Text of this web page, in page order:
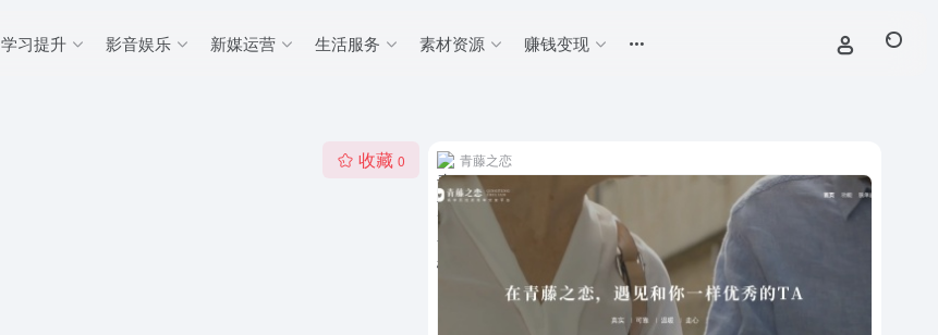
学习提升 影音娱乐 新媒运营 生活服务 素材资源 赚钱变现
收藏 0 青藤之恋